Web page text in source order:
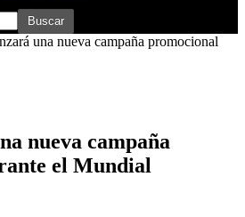
una nueva campaña promocional
nueva campaña
el Mundial